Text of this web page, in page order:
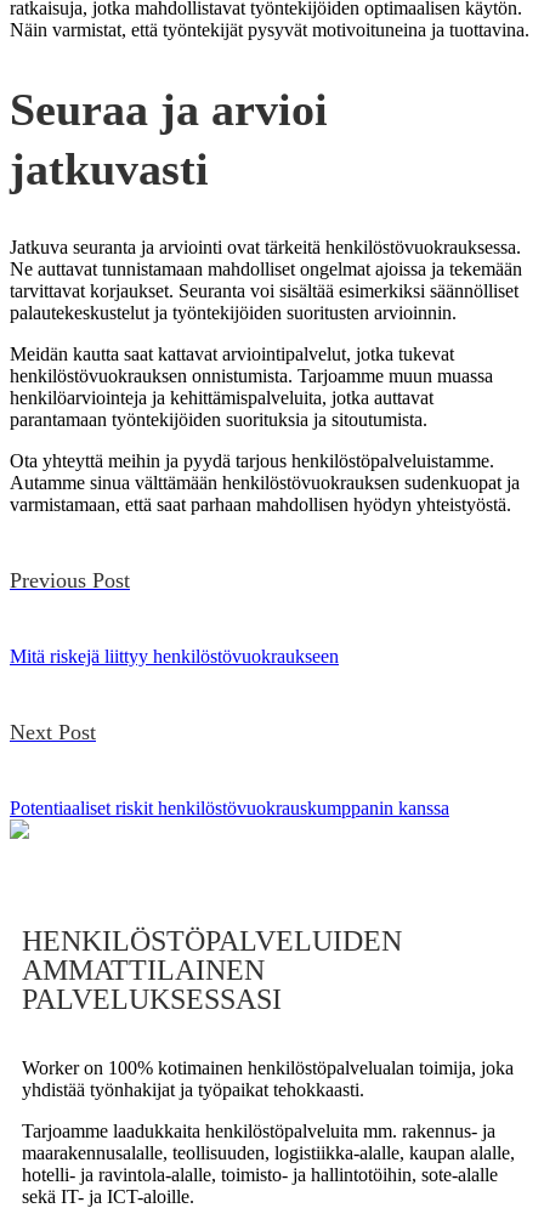
ratkaisuja, jotka mahdollistavat työntekijöiden optimaalisen käytön.
Näin varmistat, että työntekijät pysyvät motivoituneina ja tuottavina.
Seuraa ja arvioi
jatkuvasti
Jatkuva seuranta ja arviointi ovat tärkeitä henkilöstövuokrauksessa.
Ne auttavat tunnistamaan mahdolliset ongelmat ajoissa ja tekemään
tarvittavat korjaukset. Seuranta voi sisältää esimerkiksi säännölliset
palautekeskustelut ja työntekijöiden suoritusten arvioinnin.
Meidän kautta saat kattavat arviointipalvelut, jotka tukevat
henkilöstövuokrauksen onnistumista. Tarjoamme muun muassa
henkilöarviointeja ja kehittämispalveluita, jotka auttavat
parantamaan työntekijöiden suorituksia ja sitoutumista.
Ota yhteyttä meihin ja pyydä tarjous henkilöstöpalveluistamme.
Autamme sinua välttämään henkilöstövuokrauksen sudenkuopat ja
varmistamaan, että saat parhaan mahdollisen hyödyn yhteistyöstä.
Previous Post
Mitä riskejä liittyy henkilöstövuokraukseen
Next Post
Potentiaaliset riskit henkilöstövuokrauskumppanin kanssa
HENKILÖSTÖPALVELUIDEN
AMMATTILAINEN
PALVELUKSESSASI
Worker on 100% kotimainen henkilöstöpalvelualan toimija, joka
yhdistää työnhakijat ja työpaikat tehokkaasti.
Tarjoamme laadukkaita henkilöstöpalveluita mm. rakennus- ja
maarakennusalalle, teollisuuden, logistiikka-alalle, kaupan alalle,
hotelli- ja ravintola-alalle, toimisto- ja hallintotöihin, sote-alalle
sekä IT- ja ICT-aloille.